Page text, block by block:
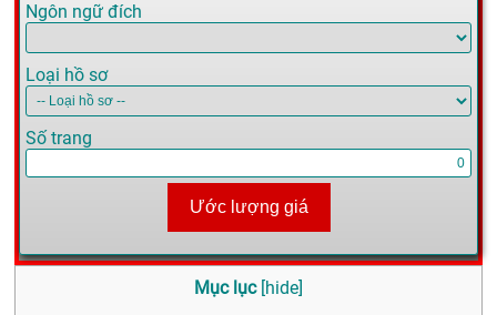
Ngôn ngữ đích
Loại hồ sơ
Số trang
Ước lượng giá
Mục lục [hide]